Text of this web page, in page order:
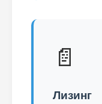
📄
Лизинг